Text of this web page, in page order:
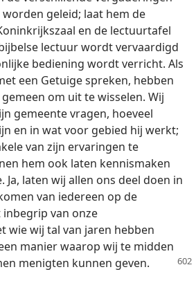
geleid; laat hem de
en de lectuurtafel
lectuur wordt vervaardigd
bediening wordt verricht. Als
een Getuige spreken, hebben
om uit te wisselen. Wij
gemeente vragen, hoeveel
en in wat voor gebied hij werkt;
van zijn ervaringen te
hem ook laten kennismaken
Ja, laten wij allen ons deel doen in
van iedereen op de
van onze
wie wij tal van jaren hebben
manier waarop wij te midden
menigten kunnen geven.